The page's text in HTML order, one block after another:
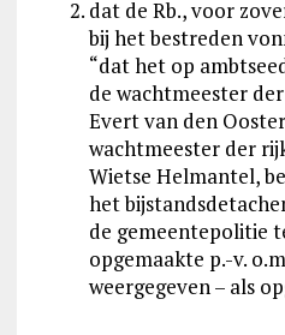
dat de Rb., voor
bij het bestreden
“dat het op
de wachtmeester
Evert van den
wachtmeester der
Wietse Helmantel,
het
de gemeentepolitie
opgemaakte p.-v.
weergegeven – als